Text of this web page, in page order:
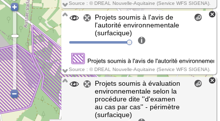
Source : © DREAL Nouvelle-Aquitaine (Service WFS SIGENA).
Projets soumis à l'avis de
l'autorité environnementale
(surfacique)
Source : © DREAL Nouvelle-Aquitaine (Service WFS SIGENA).
Projets soumis à évaluation
environnementale selon la
procédure dite ''d'examen
au cas par cas'' - périmètre
(surfacique)